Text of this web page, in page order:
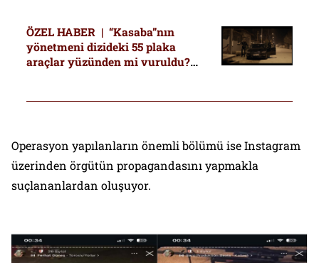
ÖZEL HABER | “Kasaba”nın
yönetmeni dizideki 55 plaka
araçlar yüzünden mi vuruldu?
Operasyon yapılanların önemli bölümü ise Instagram
üzerinden örgütün propagandasını yapmakla
suçlananlardan oluşuyor.